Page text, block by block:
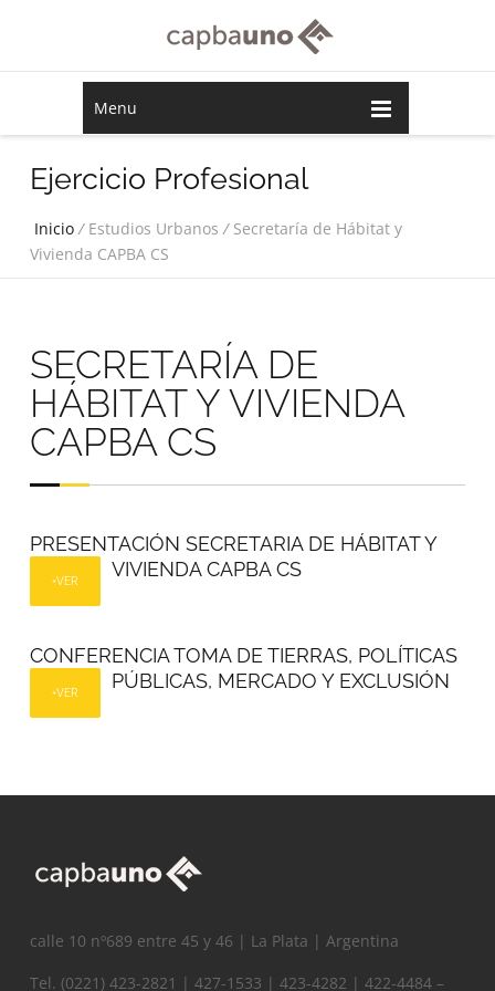
Menu
Ejercicio Profesional
Inicio /Estudios Urbanos/Secretaría de Hábitat y
Vivienda CAPBA CS
SECRETARÍA DE
HÁBITAT Y VIVIENDA
CAPBA CS
PRESENTACIÓN SECRETARIA DE HÁBITAT Y
VIVIENDA CAPBA CS
+VER
CONFERENCIA TOMA DE TIERRAS, POLÍTICAS
PÚBLICAS, MERCADO Y EXCLUSIÓN
+VER
calle 10 nº689 entre 45 y 46 | La Plata | Argentina
Tel. (0221) 423-2821 | 427-1533 | 423-4282 | 422-4484 –